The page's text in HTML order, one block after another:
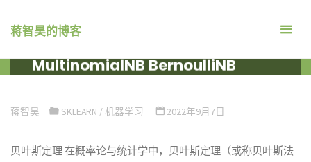
蒋智昊的博客
MultinomialNB BernoulliNB
蒋智昊 SKLEARN /机器学习 2022年9月7日
贝叶斯定理 在概率论与统计学中，贝叶斯定理（或称贝叶斯法